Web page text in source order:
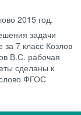
2015 год.
задачи
7 класс Козлов
В.С. рабочая
сделаны к
слово ФГОС